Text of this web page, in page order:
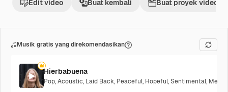
Edit video Buat kembali Buat proyek video
Musik gratis yang direkomendasikan
Hierbabuena
Pop,Acoustic, Laid Back, Peaceful, Hopeful,Sentimental,